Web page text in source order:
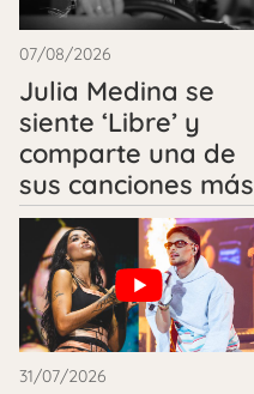
07/08/2026
Julia Medina se
siente ‘Libre’ y
comparte una de
sus canciones más
personales: Letra
completa
31/07/2026